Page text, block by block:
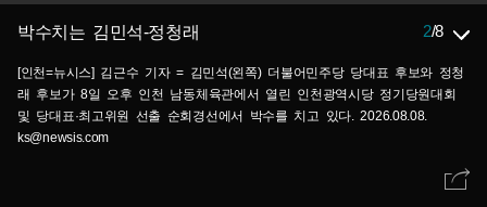
박수치는 김민석-정청래 2/8
[인천=뉴시스] 김근수 기자 = 김민석(왼쪽) 더불어민주당 당대표 후보와 정청
래 후보가 8일 오후 인천 남동체육관에서 열린 인천광역시당 정기당원대회
및 당대표·최고위원 선출 순회경선에서 박수를 치고 있다. 2026.08.08.
ks@newsis.com